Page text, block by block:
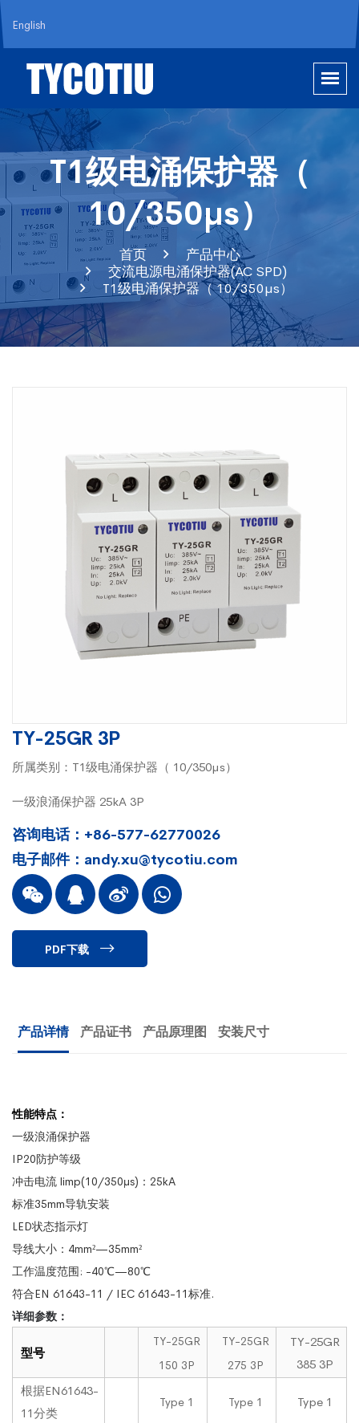
English
T1级电涌保护器（
10/350µs）
首页
产品中心
交流电源电涌保护器(AC SPD)
T1级电涌保护器（ 10/350µs）
TY-25GR 3P
所属类别：T1级电涌保护器（ 10/350µs）
一级浪涌保护器 25kA 3P
咨询电话：+86-577-62770026
电子邮件：andy.xu@tycotiu.com
PDF下载
产品详情 产品证书 产品原理图 安装尺寸
性能特点：
一级浪涌保护器
IP20防护等级
冲击电流 limp(10/350μs)：25kA
标准35mm导轨安装
LED状态指示灯
导线大小：4mm²—35mm²
工作温度范围: -40℃—80℃
符合EN 61643-11 / IEC 61643-11标准.
详细参数：
型号
TY-25GR
150 3P
TY-25GR
275 3P
TY-25GR
385 3P
根据EN61643-
11分类
Type 1 Type 1 Type 1